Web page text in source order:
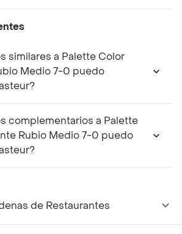
similares a Palette Color
Medio 7-0 puedo
complementarios a Palette
Rubio Medio 7-0 puedo
de Restaurantes